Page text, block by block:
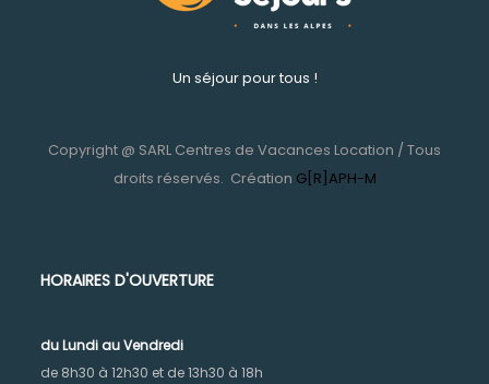
Un séjour pour tous !
Copyright @ SARL Centres de Vacances Location / Tous
droits réservés. Création G[R]APH-M
HORAIRES D'OUVERTURE
du Lundi au Vendredi
de 8h30 à 12h30 et de 13h30 à 18h